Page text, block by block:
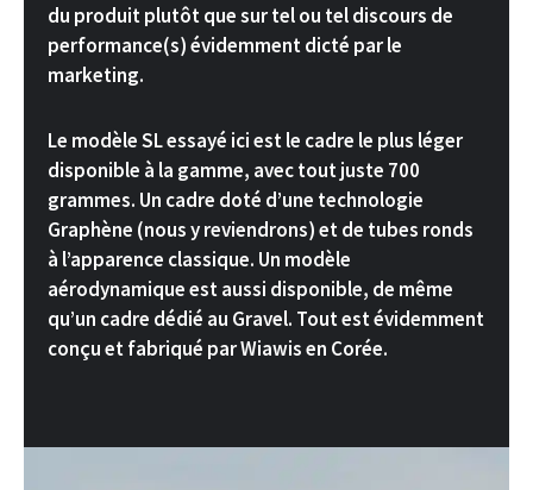
du produit plutôt que sur tel ou tel discours de
performance(s) évidemment dicté par le
marketing.
Le modèle SL essayé ici est le cadre le plus léger
disponible à la gamme, avec tout juste 700
grammes. Un cadre doté d’une technologie
Graphène (nous y reviendrons) et de tubes ronds
à l’apparence classique. Un modèle
aérodynamique est aussi disponible, de même
qu’un cadre dédié au Gravel. Tout est évidemment
conçu et fabriqué par Wiawis en Corée.